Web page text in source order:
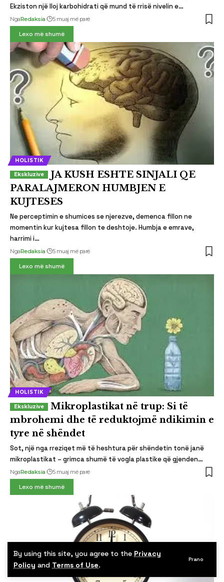
By using this site, you agree to the Privacy
Policy and Terms of Use.
Prano
Ekziston një lloj karbohidrati që mund të rrisë nivelin e…
NgaRedaksia 5 muaj më parë
Lexo më shumë
HOLISTIK
JA KUSH ESHTE SINJALI QE
PARALAJMERON HUMBJEN E
KUJTESES
Ne perceptimin e shumices se njerezve, demenca fillon ne
momentin kur kujtesa fillon te deshtoje. Humbja e emrave,
harrimi i…
NgaRedaksia 5 muaj më parë
Lexo më shumë
HOLISTIK
Mikroplastikat në trup: Si të
mbrohemi dhe të reduktojmë ndikimin e
tyre në shëndet
Sot, një nga rreziqet më të heshtura për shëndetin tonë janë
mikroplastikat – grimca shumë të vogla plastike që gjenden…
NgaRedaksia 5 muaj më parë
Lexo më shumë